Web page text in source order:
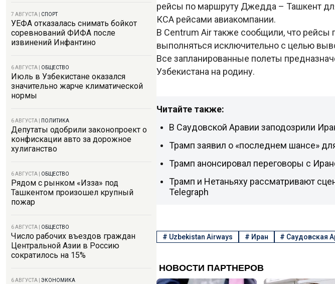
7 АВГУСТА СПОРТ
УЕФА отказалась снимать бойкот
соревнований ФИФА после
извинений Инфантино
6 АВГУСТА ОБЩЕСТВО
Июль в Узбекистане оказался
значительно жарче климатической
нормы
6 АВГУСТА ПОЛИТИКА
Депутаты одобрили законопроект о
конфискации авто за дорожное
хулиганство
6 АВГУСТА ОБЩЕСТВО
Рядом с рынком «Изза» под
Ташкентом произошел крупный
пожар
6 АВГУСТА ОБЩЕСТВО
Число рабочих въездов граждан
Центральной Азии в Россию
сократилось на 15%
6 АВГУСТА ЭКОНОМИКА
рейсы по маршруту Джедда – Ташкент
КСА рейсами авиакомпании.
В Centrum Air также сообщили, что
выполняться исключительно с целью
Все запланированные полеты
Узбекистана на родину.
Читайте также:
В Саудовской Аравии заподозрили
Трамп заявил о «последнем шансе»
Трамп анонсировал переговоры с
Трамп и Нетаньяху рассматривают
Telegraph
# Uzbekistan Airways # Иран # Саудовская